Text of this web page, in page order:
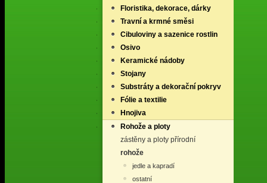
Floristika, dekorace, dárky
Travní a krmné směsi
Cibuloviny a sazenice rostlin
Osivo
Keramické nádoby
Stojany
Substráty a dekorační pokryv
Fólie a textilie
Hnojiva
Rohože a ploty
zástěny a ploty přírodní
rohože
jedle a kapradí
ostatní